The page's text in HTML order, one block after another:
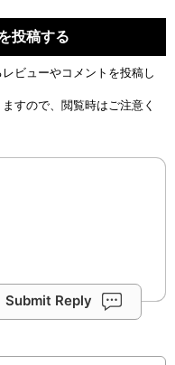
投稿する
ビューやコメントを投稿し
すので、閲覧時はご注意く
Submit Reply